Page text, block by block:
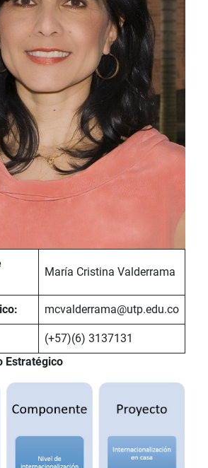
María Cristina Valderrama
mcvalderrama@utp.edu.co
(+57)(6) 3137131
Estratégico